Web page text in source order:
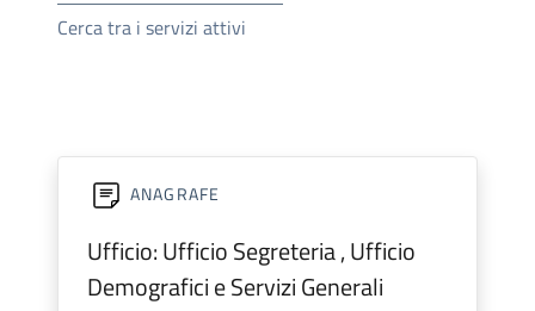
Cerca tra i servizi attivi
ANAGRAFE
Ufficio: Ufficio Segreteria , Ufficio
Demografici e Servizi Generali